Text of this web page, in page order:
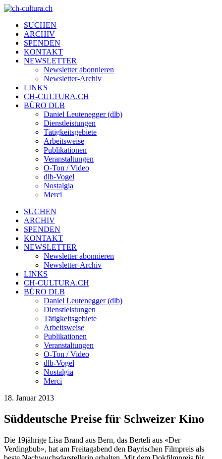
SUCHEN
ARCHIV
SPENDEN
KONTAKT
NEWSLETTER
Newsletter abonnieren
Newsletter-Archiv
LINKS
CH-CULTURA.CH
BÜRO DLB
Daniel Leutenegger (dlb)
Dienstleistungen
Tätigkeitsgebiete
Arbeitsweise
Publikationen
Veranstaltungen
O-Ton / Video
dlb-Vogel
Nostalgia
Merci
SUCHEN
ARCHIV
SPENDEN
KONTAKT
NEWSLETTER
Newsletter abonnieren
Newsletter-Archiv
LINKS
CH-CULTURA.CH
BÜRO DLB
Daniel Leutenegger (dlb)
Dienstleistungen
Tätigkeitsgebiete
Arbeitsweise
Publikationen
Veranstaltungen
O-Ton / Video
dlb-Vogel
Nostalgia
Merci
18. Januar 2013
Süddeutsche Preise für Schweizer Kino
Die 19jährige Lisa Brand aus Bern, das Berteli aus «Der
Verdingbub», hat am Freitagabend den Bayrischen Filmpreis als